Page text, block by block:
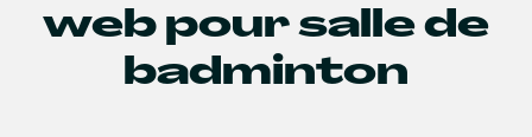
web pour salle de
badminton